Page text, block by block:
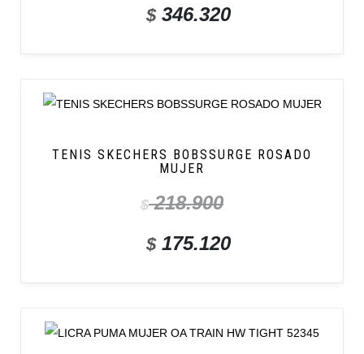
$346.320
TENIS SKECHERS BOBSSURGE ROSADO
MUJER
$218.900
$175.120